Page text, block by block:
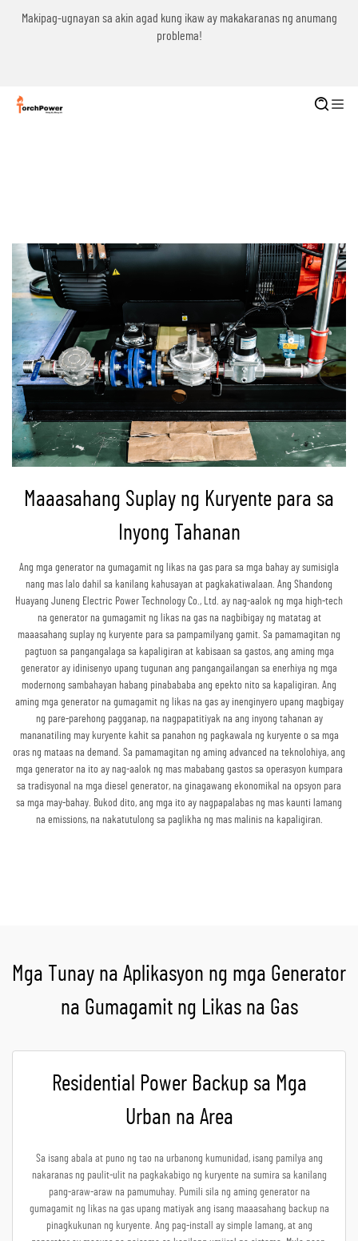
Makipag-ugnayan sa akin agad kung ikaw ay makakaranas ng anumang
problema!
Maaasahang Suplay ng Kuryente para sa
Inyong Tahanan
Ang mga generator na gumagamit ng likas na gas para sa mga bahay ay sumisigla
nang mas lalo dahil sa kanilang kahusayan at pagkakatiwalaan. Ang Shandong
Huayang Juneng Electric Power Technology Co., Ltd. ay nag-aalok ng mga high-tech
na generator na gumagamit ng likas na gas na nagbibigay ng matatag at
maaasahang suplay ng kuryente para sa pampamilyang gamit. Sa pamamagitan ng
pagtuon sa pangangalaga sa kapaligiran at kabisaan sa gastos, ang aming mga
generator ay idinisenyo upang tugunan ang pangangailangan sa enerhiya ng mga
modernong sambahayan habang pinabababa ang epekto nito sa kapaligiran. Ang
aming mga generator na gumagamit ng likas na gas ay inenginyero upang magbigay
ng pare-parehong pagganap, na nagpapatitiyak na ang inyong tahanan ay
mananatiling may kuryente kahit sa panahon ng pagkawala ng kuryente o sa mga
oras ng mataas na demand. Sa pamamagitan ng aming advanced na teknolohiya, ang
mga generator na ito ay nag-aalok ng mas mababang gastos sa operasyon kumpara
sa tradisyonal na mga diesel generator, na ginagawang ekonomikal na opsyon para
sa mga may-bahay. Bukod dito, ang mga ito ay nagpapalabas ng mas kaunti lamang
na emissions, na nakatutulong sa paglikha ng mas malinis na kapaligiran.
Mga Tunay na Aplikasyon ng mga Generator
na Gumagamit ng Likas na Gas
Residential Power Backup sa Mga
Urban na Area
Sa isang abala at puno ng tao na urbanong kumunidad, isang pamilya ang
nakaranas ng paulit-ulit na pagkakabigo ng kuryente na sumira sa kanilang
pang-araw-araw na pamumuhay. Pumili sila ng aming generator na
gumagamit ng likas na gas upang matiyak ang isang maaasahang backup na
pinagkukunan ng kuryente. Ang pag-install ay simple lamang, at ang